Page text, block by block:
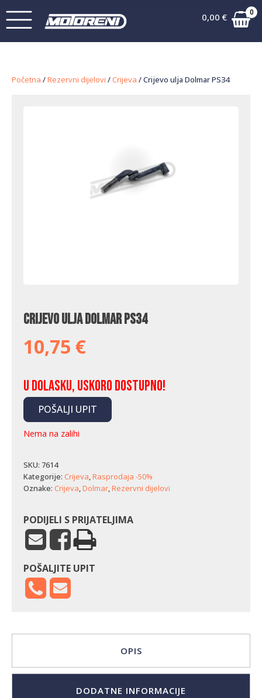
0,00 € 0
Početna /Rezervni dijelovi / Crijeva / Crijevo ulja Dolmar PS34
Crijevo ulja Dolmar PS34
10,75 €
U dolasku, uskoro dostupno!
POŠALJI UPIT
Nema na zalihi
SKU: 7614
Kategorije: Crijeva,Rasprodaja -50%
Oznake: Crijeva,Dolmar,Rezervni dijelovi
PODIJELI S PRIJATELJIMA
POŠALJITE UPIT
OPIS
DODATNE INFORMACIJE